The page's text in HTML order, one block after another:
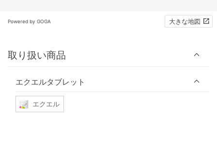
Powered by GOGA 大きな地図
取り扱い商品
エクエルタブレット
エクエル